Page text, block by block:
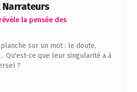
Narrateurs
la pensée des
sur un mot : le doute,
Qu'est-ce que leur singularité a à
?